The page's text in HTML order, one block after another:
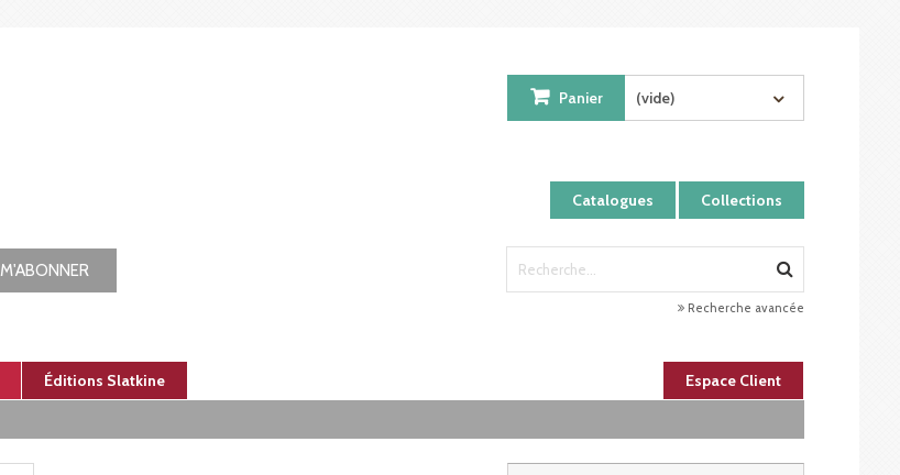
Catalogues Collections
Panier (vide)
M'ABONNER
Recherche avancée
Éditions Slatkine
Espace Client